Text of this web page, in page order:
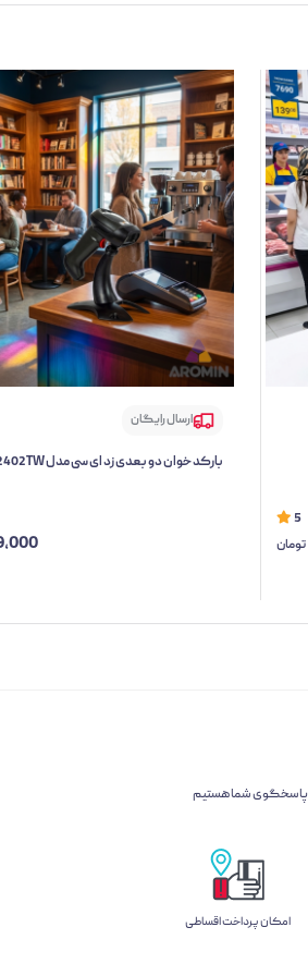
5
تومان
ارسال رایگان
بارکد خوان دو بعدی زد ای سی مدل 2402TW
امکان پرداخت اقساطی